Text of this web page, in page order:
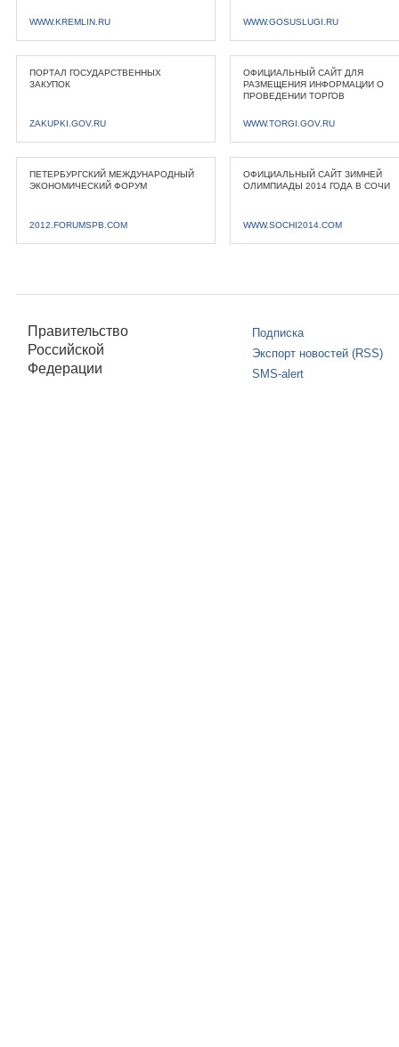
WWW.KREMLIN.RU WWW.GOSUSLUGI.RU
ПОРТАЛ ГОСУДАРСТВЕННЫХ
ЗАКУПОК
ZAKUPKI.GOV.RU
ОФИЦИАЛЬНЫЙ САЙТ ДЛЯ
РАЗМЕЩЕНИЯ ИНФОРМАЦИИ О
ПРОВЕДЕНИИ ТОРГОВ
WWW.TORGI.GOV.RU
ПЕТЕРБУРГСКИЙ МЕЖДУНАРОДНЫЙ
ЭКОНОМИЧЕСКИЙ ФОРУМ
2012.FORUMSPB.COM
ОФИЦИАЛЬНЫЙ САЙТ ЗИМНЕЙ
ОЛИМПИАДЫ 2014 ГОДА В СОЧИ
WWW.SOCHI2014.COM
Правительство
Российской
Федерации
Подписка
Экспорт новостей (RSS)
SMS-alert